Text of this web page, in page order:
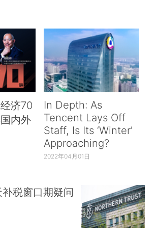
济70
内外
In Depth: As
Tencent Lays Off
Staff, Is Its ‘Winter’
Approaching?
2022年04月01日
税窗口期疑问